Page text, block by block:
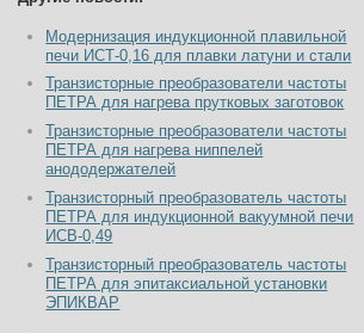
Модернизация индукционной плавильной
печи ИСТ-0,16 для плавки латуни и стали
Транзисторные преобразователи частоты
ПЕТРА для нагрева прутковых заготовок
Транзисторные преобразователи частоты
ПЕТРА для нагрева ниппелей
анододержателей
Транзисторный преобразователь частоты
ПЕТРА для индукционной вакуумной печи
ИСВ-0,49
Транзисторный преобразователь частоты
ПЕТРА для эпитаксиальной установки
ЭПИКВАР